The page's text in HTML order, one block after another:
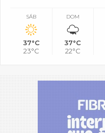
SÁB
37°C
23°C
DOM
37°C
22°C